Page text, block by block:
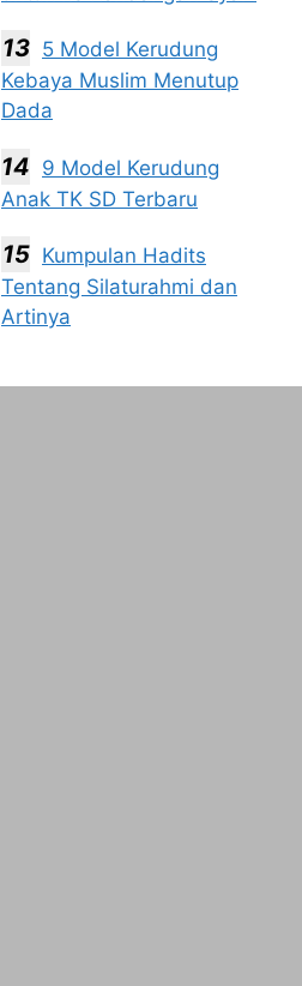
5 Model Kerudung
Kebaya Muslim Menutup
Dada
9 Model Kerudung
Anak TK SD Terbaru
Kumpulan Hadits
Tentang Silaturahmi dan
Artinya